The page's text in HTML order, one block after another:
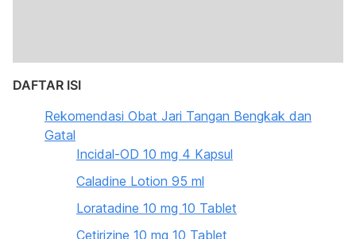
DAFTAR ISI
Rekomendasi Obat Jari Tangan Bengkak dan
Gatal
Incidal-OD 10 mg 4 Kapsul
Caladine Lotion 95 ml
Loratadine 10 mg 10 Tablet
Cetirizine 10 mg 10 Tablet